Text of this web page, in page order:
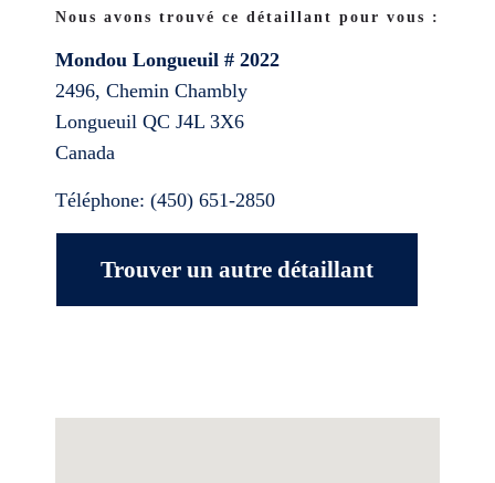
Nous avons trouvé ce détaillant pour vous :
Mondou Longueuil # 2022
2496, Chemin Chambly
Longueuil QC J4L 3X6
Canada
Téléphone: (450) 651-2850
Trouver un autre détaillant